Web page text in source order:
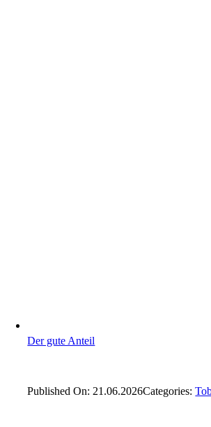
Der gute Anteil
Published On: 21.06.2026Categories: